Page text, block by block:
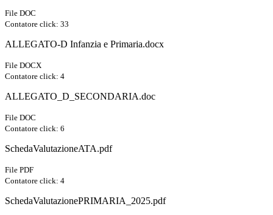
File DOC
Contatore click: 33
ALLEGATO-D Infanzia e Primaria.docx
File DOCX
Contatore click: 4
ALLEGATO_D_SECONDARIA.doc
File DOC
Contatore click: 6
SchedaValutazioneATA.pdf
File PDF
Contatore click: 4
SchedaValutazionePRIMARIA_2025.pdf